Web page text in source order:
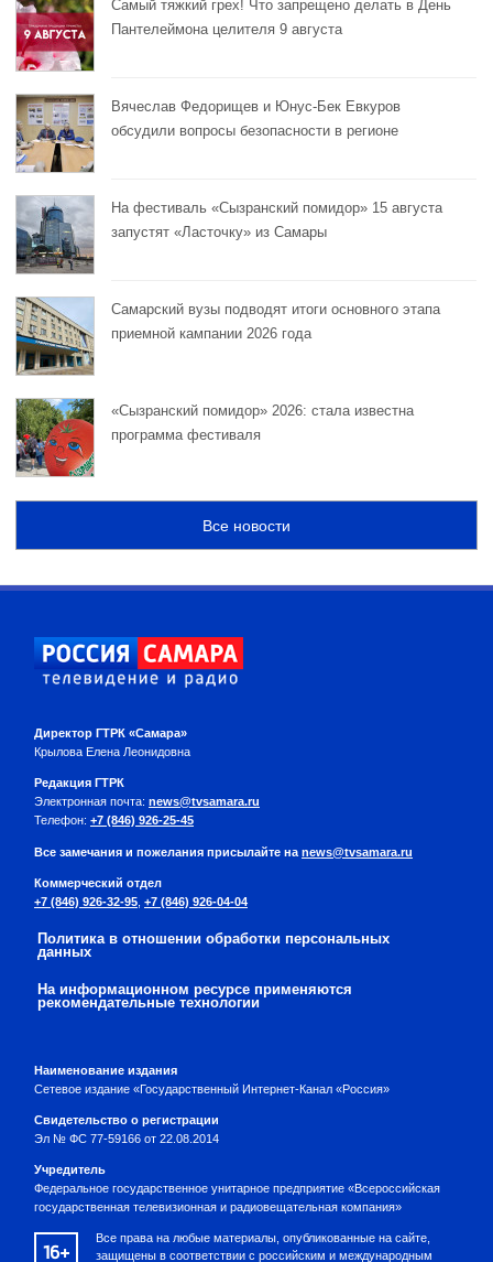
Самый тяжкий грех! Что запрещено делать в День
Пантелеймона целителя 9 августа
Вячеслав Федорищев и Юнус-Бек Евкуров
обсудили вопросы безопасности в регионе
На фестиваль «Сызранский помидор» 15 августа
запустят «Ласточку» из Самары
Самарский вузы подводят итоги основного этапа
приемной кампании 2026 года
«Сызранский помидор» 2026: стала известна
программа фестиваля
Все новости
Директор ГТРК «Самара»
Крылова Елена Леонидовна
Редакция ГТРК
Электронная почта: news@tvsamara.ru
Телефон: +7 (846) 926-25-45
Все замечания и пожелания присылайте на news@tvsamara.ru
Коммерческий отдел
+7 (846) 926-32-95 +7 (846) 926-04-04
Политика в отношении обработки персональных
данных
На информационном ресурсе применяются
рекомендательные технологии
Наименование издания
Сетевое издание «Государственный Интернет-Канал «Россия»
Свидетельство о регистрации
Эл № ФС 77-59166 от 22.08.2014
Учредитель
Федеральное государственное унитарное предприятие «Всероссийская
государственная телевизионная и радиовещательная компания»
16+
Все права на любые материалы, опубликованные на сайте,
защищены в соответствии с российским и международным